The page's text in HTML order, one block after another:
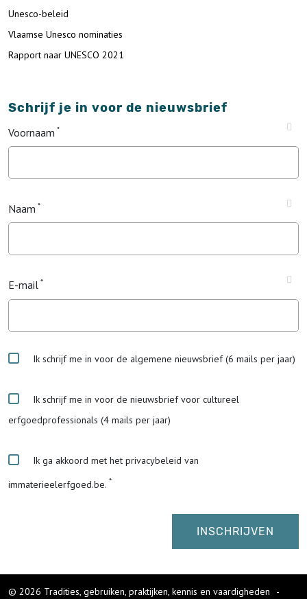
Unesco-beleid
Vlaamse Unesco nominaties
Rapport naar UNESCO 2021
Schrijf je in voor de nieuwsbrief
Voornaam
Naam
E-mail
Ik schrijf me in voor de algemene nieuwsbrief (6 mails per jaar)
Ik schrijf me in voor de nieuwsbrief voor cultureel
erfgoedprofessionals (4 mails per jaar)
Ik ga akkoord met het privacybeleid van
immaterieelerfgoed.be.
© 2026 Tradities, gebruiken, praktijken, kennis en vaardigheden
-